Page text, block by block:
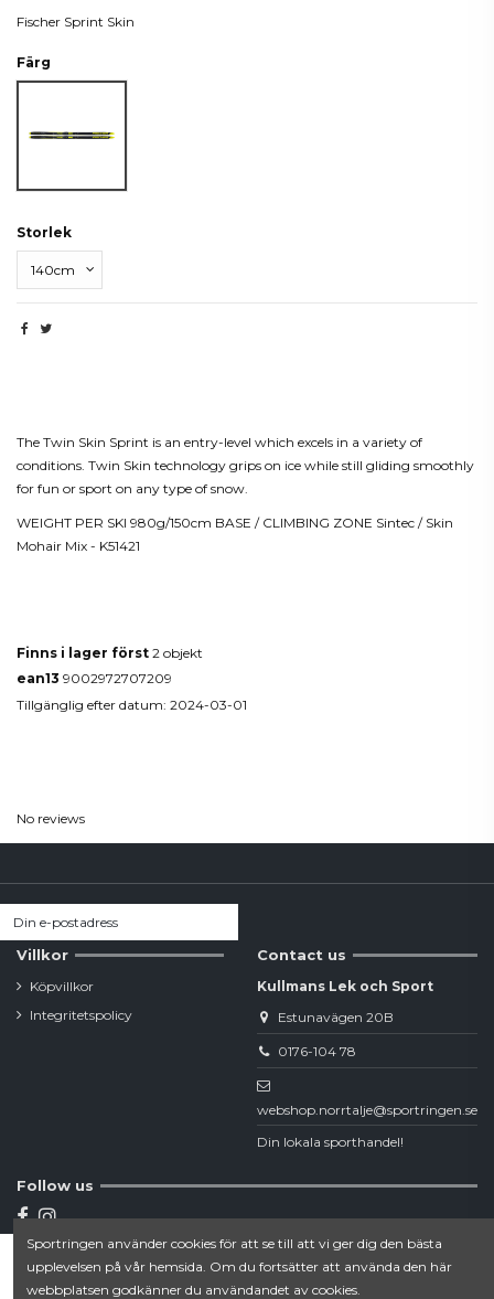
Fischer Sprint Skin
Färg
Storlek
Lägg till i varukorgen
The Twin Skin Sprint is an entry-level which excels in a variety of
conditions. Twin Skin technology grips on ice while still gliding smoothly
for fun or sport on any type of snow.
WEIGHT PER SKI 980g/150cm BASE / CLIMBING ZONE Sintec / Skin
Mohair Mix - K51421
Finns i lager först 2 objekt
ean13 9002972707209
Tillgänglig efter datum: 2024-03-01
No reviews
Villkor
Köpvillkor
Integritetspolicy
Contact us
Kullmans Lek och Sport
Estunavägen 20B
0176-104 78
webshop.norrtalje@sportringen.se
Din lokala sporthandel!
Follow us
Newsletter
Sportringen använder cookies för att se till att vi ger dig den bästa
upplevelsen på vår hemsida. Om du fortsätter att använda den här
webbplatsen godkänner du användandet av cookies.